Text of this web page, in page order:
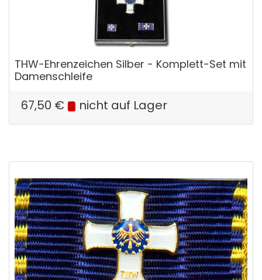
THW-Ehrenzeichen Silber - Komplett-Set mit
Damenschleife
67,50 € nicht auf Lager